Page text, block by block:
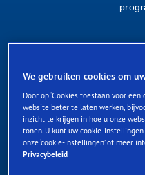
Angeles.
Europa
We gebruiken cookies om
Door op ‘Cookies toestaan voor
website beter te laten werken,
inzicht te krijgen in hoe u onze
tonen. U kunt uw cookie-
onze ‘cookie-instellingen’ of meer
Privacybeleid